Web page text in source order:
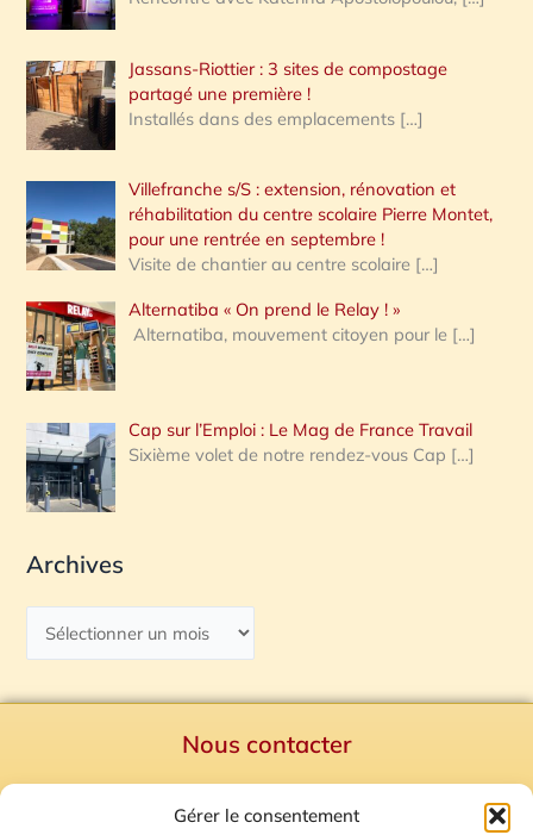
Gérer le consentement
Jassans-Riottier : 3 sites de compostage
partagé une première !
Installés dans des emplacements […]
Villefranche s/S : extension, rénovation et
réhabilitation du centre scolaire Pierre Montet,
pour une rentrée en septembre !
Visite de chantier au centre scolaire […]
Alternatiba « On prend le Relay ! »
Alternatiba, mouvement citoyen pour le […]
Cap sur l’Emploi : Le Mag de France Travail
Sixième volet de notre rendez-vous Cap […]
Archives
Nous contacter